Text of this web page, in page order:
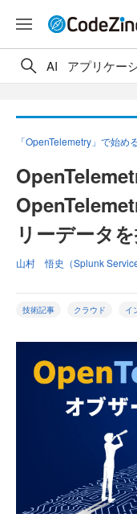
AI アプリケー
「OpenTelemetry」で始
リーデータ
山村 悟史（Splunk
技術記事 クラウド イ